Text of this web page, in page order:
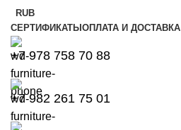
RUB
СЕРТИФИКАТЫОПЛАТА И ДОСТАВКА
+7 978 758 70 88
+7 982 261 75 01